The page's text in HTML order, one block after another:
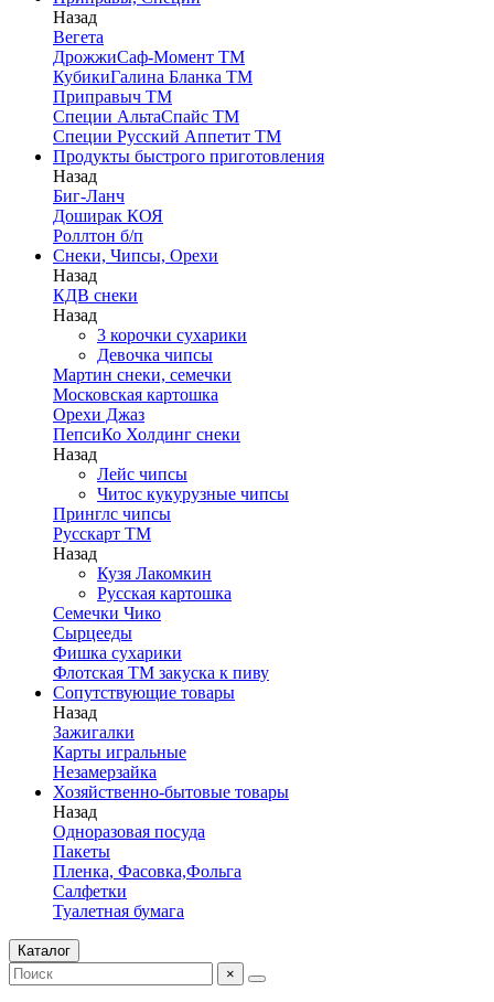
Назад
Вегета
ДрожжиСаф-Момент ТМ
КубикиГалина Бланка ТМ
Приправыч ТМ
Специи АльтаСпайс ТМ
Специи Русский Аппетит ТМ
Продукты быстрого приготовления
Назад
Биг-Ланч
Доширак КОЯ
Роллтон б/п
Снеки, Чипсы, Орехи
Назад
КДВ снеки
Назад
3 корочки сухарики
Девочка чипсы
Мартин снеки, семечки
Московская картошка
Орехи Джаз
ПепсиКо Холдинг снеки
Назад
Лейс чипсы
Читос кукурузные чипсы
Принглс чипсы
Русскарт ТМ
Назад
Кузя Лакомкин
Русская картошка
Семечки Чико
Сырцееды
Фишка сухарики
Флотская ТМ закуска к пиву
Сопутствующие товары
Назад
Зажигалки
Карты игральные
Незамерзайка
Хозяйственно-бытовые товары
Назад
Одноразовая посуда
Пакеты
Пленка, Фасовка,Фольга
Салфетки
Туалетная бумага
Каталог
×